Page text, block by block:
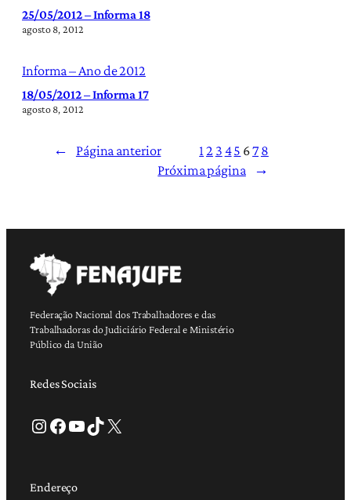
25/05/2012 – Informa 18
agosto 8, 2012
Informa – Ano de 2012
18/05/2012 – Informa 17
agosto 8, 2012
← Página anterior 12 345 678
Próxima página
→
Federação Nacional dos Trabalhadores e das
Trabalhadoras do Judiciário Federal e Ministério
Público da União
Redes Sociais
Instagram Facebook Youtube TikTok X
Endereço